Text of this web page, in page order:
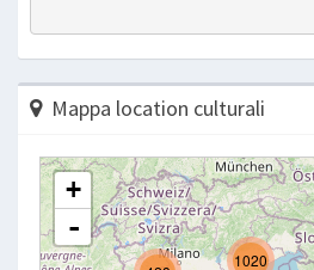
Mappa location culturali